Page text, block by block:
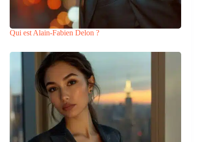
Qui est Alain-Fabien Delon ?